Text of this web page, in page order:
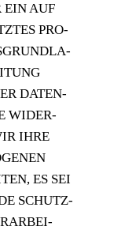
EIN AUF
PRO­
DATEN­
WIDER­
IHRE
ES SEI
SCHUTZ­